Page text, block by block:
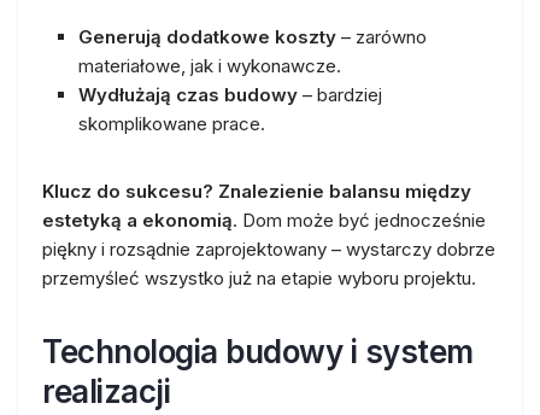
Generują dodatkowe koszty – zarówno
materiałowe, jak i wykonawcze.
Wydłużają czas budowy – bardziej
skomplikowane prace.
Klucz do sukcesu? Znalezienie balansu między
estetyką a ekonomią. Dom może być jednocześnie
piękny i rozsądnie zaprojektowany – wystarczy dobrze
przemyśleć wszystko już na etapie wyboru projektu.
Technologia budowy i system
realizacji